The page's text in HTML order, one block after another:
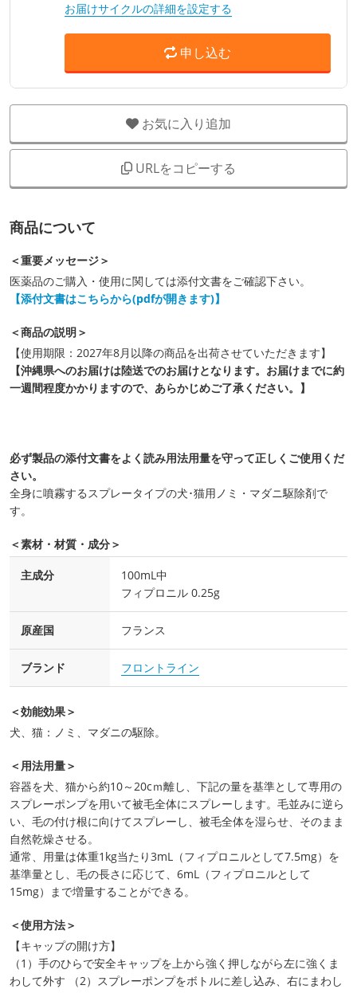
お届けサイクルの詳細を設定する
申し込む
お気に入り追加
URLをコピーする
商品について
＜重要メッセージ＞
医薬品のご購入・使用に関しては添付文書をご確認下さい。
【添付文書はこちらから(pdfが開きます)】
＜商品の説明＞
【使用期限：2027年8月以降の商品を出荷させていただきます】
【沖縄県へのお届けは陸送でのお届けとなります。お届けまでに約
一週間程度かかりますので、あらかじめご了承ください。】
必ず製品の添付文書をよく読み用法用量を守って正しくご使用くだ
さい。
全身に噴霧するスプレータイプの犬･猫用ノミ・マダニ駆除剤で
す。
＜素材・材質・成分＞
主成分
100mL中
フィプロニル 0.25g
原産国 フランス
ブランド フロントライン
＜効能効果＞
犬、猫：ノミ、マダニの駆除。
＜用法用量＞
容器を犬、猫から約10～20cｍ離し、下記の量を基準として専用の
スプレーポンプを用いて被毛全体にスプレーします。毛並みに逆ら
い、毛の付け根に向けてスプレーし、被毛全体を湿らせ、そのまま
自然乾燥させる。
通常、用量は体重1kg当たり3mL（フィプロニルとして7.5mg）を
基準量とし、毛の長さに応じて、6mL（フィプロニルとして
15mg）まで増量することができる。
＜使用方法＞
【キャップの開け方】
（1）手のひらで安全キャップを上から強く押しながら左に強くま
わして外す （2）スプレーポンプをボトルに差し込み、右にまわし